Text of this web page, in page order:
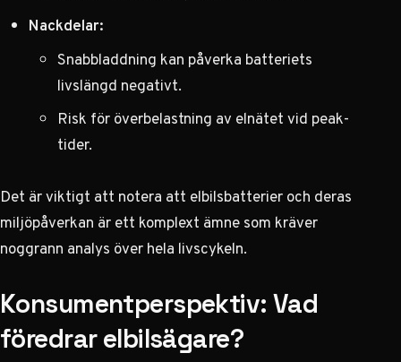
Nackdelar:
Snabbladdning kan påverka batteriets
livslängd negativt.
Risk för överbelastning av elnätet vid peak-
tider.
Det är viktigt att notera att elbilsbatterier och deras
miljöpåverkan är ett komplext ämne som kräver
noggrann analys över hela livscykeln.
Konsumentperspektiv: Vad
föredrar elbilsägare?